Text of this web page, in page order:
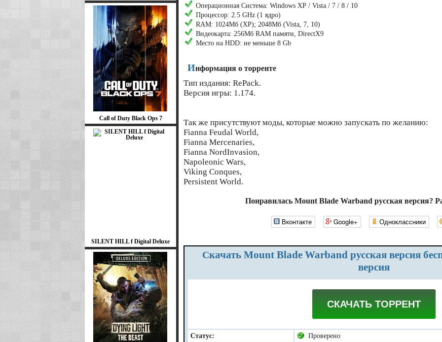
Call of Duty Black Ops 7
SILENT HILL f Digital Deluxe
Операционная Система: Windows ХР / Vista / 7 / 8 / 10
Процессор: 2.5 GHz (1 ядро)
RAM: 1024Мб (XP); 2048Мб (Vista, 7, 10)
Видеокарта: 256Мб RAM памяти, DirectX9
Место на HDD: не меньше 8 Gb
Информация о торренте
Тип издания: RePack.
Версия игры: 1.174.
Так же присутствуют моды, которые можно запускать по желанию:
Fianna Feudal World,
Fianna Mercenaries,
Fianna NordInvasion,
Napoleonic Wars,
Viking Conques,
Persistent World.
Понравилась Mount Blade Warband русская версия?
Вконтакте Google+ Одноклассники
Скачать Mount Blade Warband русская версия бесплатно 2025 последняя
версия
СКАЧАТЬ ТОРРЕНТ
Статус: Проверено